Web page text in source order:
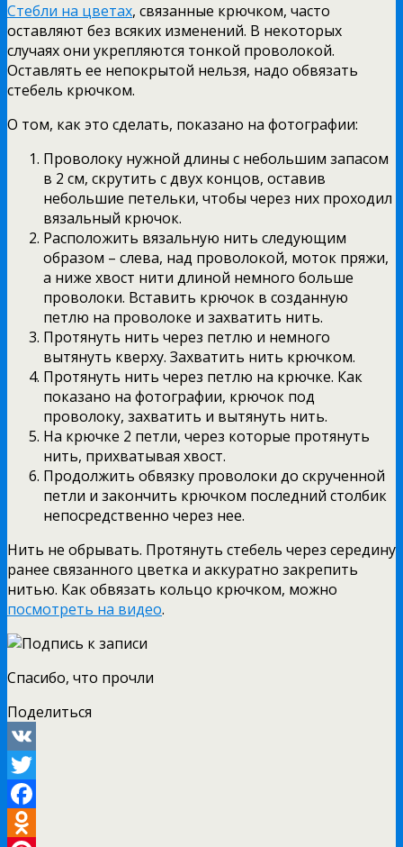
Стебли на цветах, связанные крючком, часто
оставляют без всяких изменений. В некоторых
случаях они укрепляются тонкой проволокой.
Оставлять ее непокрытой нельзя, надо обвязать
стебель крючком.
О том, как это сделать, показано на фотографии:
Проволоку нужной длины с небольшим запасом
в 2 см, скрутить с двух концов, оставив
небольшие петельки, чтобы через них проходил
вязальный крючок.
Расположить вязальную нить следующим
образом – слева, над проволокой, моток пряжи,
а ниже хвост нити длиной немного больше
проволоки. Вставить крючок в созданную
петлю на проволоке и захватить нить.
Протянуть нить через петлю и немного
вытянуть кверху. Захватить нить крючком.
Протянуть нить через петлю на крючке. Как
показано на фотографии, крючок под
проволоку, захватить и вытянуть нить.
На крючке 2 петли, через которые протянуть
нить, прихватывая хвост.
Продолжить обвязку проволоки до скрученной
петли и закончить крючком последний столбик
непосредственно через нее.
Нить не обрывать. Протянуть стебель через середину
ранее связанного цветка и аккуратно закрепить
нитью. Как обвязать кольцо крючком, можно
посмотреть на видео.
Спасибо, что прочли
Поделиться
VK
Twitter
Facebook